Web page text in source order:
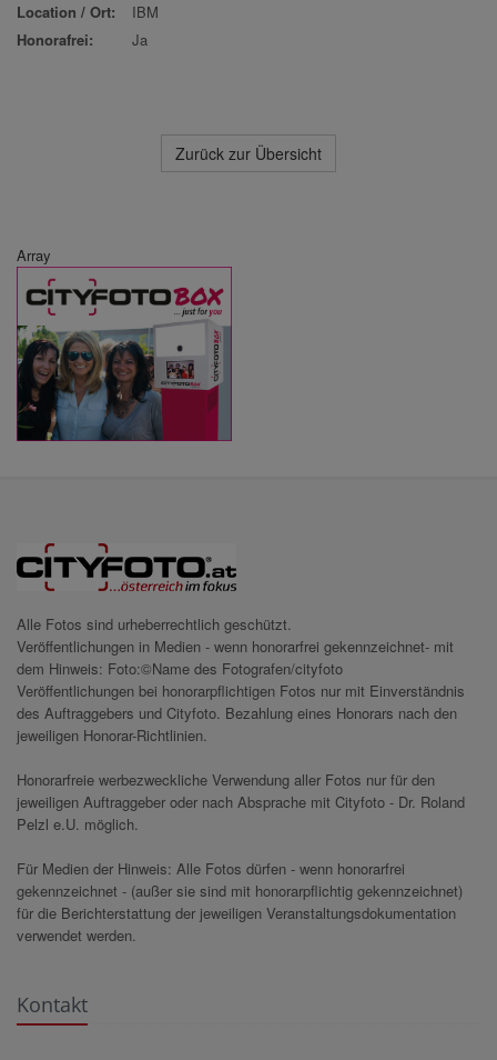
Location / Ort:
IBM
Honorafrei:
Ja
Zurück zur Übersicht
Array
Alle Fotos sind urheberrechtlich geschützt.
Veröffentlichungen in Medien - wenn honorarfrei gekennzeichnet- mit
dem Hinweis: Foto:©Name des Fotografen/cityfoto
Veröffentlichungen bei honorarpflichtigen Fotos nur mit Einverständnis
des Auftraggebers und Cityfoto. Bezahlung eines Honorars nach den
jeweiligen Honorar-Richtlinien.
Honorarfreie werbezweckliche Verwendung aller Fotos nur für den
jeweiligen Auftraggeber oder nach Absprache mit Cityfoto - Dr. Roland
Pelzl e.U. möglich.
Für Medien der Hinweis: Alle Fotos dürfen - wenn honorarfrei
gekennzeichnet - (außer sie sind mit honorarpflichtig gekennzeichnet)
für die Berichterstattung der jeweiligen Veranstaltungsdokumentation
verwendet werden.
Kontakt